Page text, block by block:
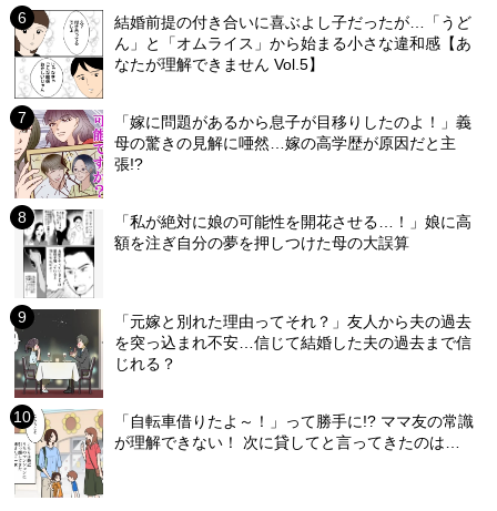
結婚前提の付き合いに喜ぶよし子だったが…「うど
ん」と「オムライス」から始まる小さな違和感【あ
なたが理解できません Vol.5】
「嫁に問題があるから息子が目移りしたのよ！」義
母の驚きの見解に唖然…嫁の高学歴が原因だと主
張!?
「私が絶対に娘の可能性を開花させる…！」娘に高
額を注ぎ自分の夢を押しつけた母の大誤算
「元嫁と別れた理由ってそれ？」友人から夫の過去
を突っ込まれ不安…信じて結婚した夫の過去まで信
じれる？
「自転車借りたよ～！」って勝手に!? ママ友の常識
が理解できない！ 次に貸してと言ってきたのは…